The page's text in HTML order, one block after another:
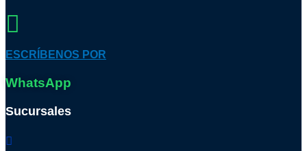
ESCRÍBENOS POR
WhatsApp
Sucursales